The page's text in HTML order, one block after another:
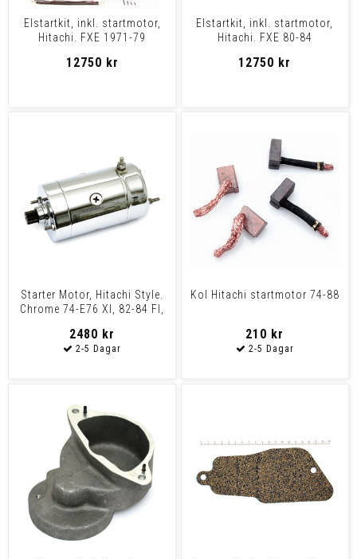
Elstartkit, inkl. startmotor,
Hitachi. FXE 1971-79
12750 kr
Elstartkit, inkl. startmotor,
Hitachi. FXE 80-84
12750 kr
Starter Motor, Hitachi Style.
Chrome 74-E76 Xl, 82-84 Fl,
2480 kr
Kol Hitachi startmotor 74-88
210 kr